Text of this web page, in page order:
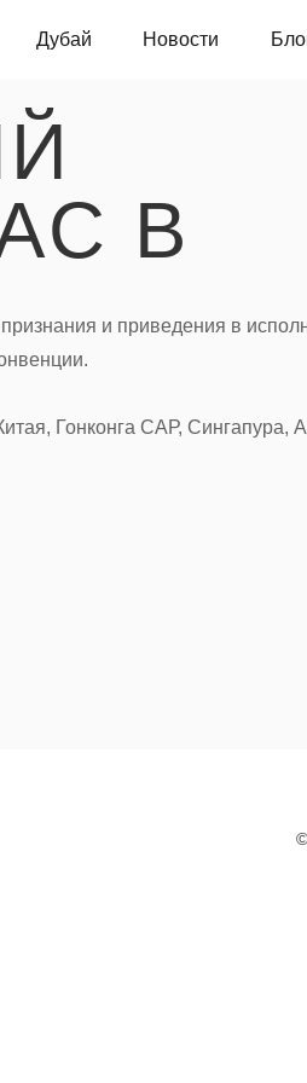
Дубай Новости
В
и приведения в
Гонконга САР, Сингапура,